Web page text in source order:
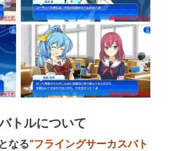
トルについて
なる“フライングサーカスバト